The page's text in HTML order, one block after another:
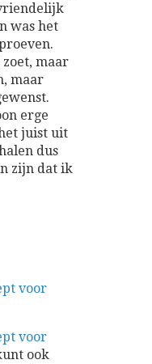
was het
maar
maar
erge
juist uit
dus
zijn dat ik
voor
voor
ook